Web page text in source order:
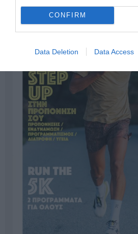
CONFIRM
Data Deletion Data Access